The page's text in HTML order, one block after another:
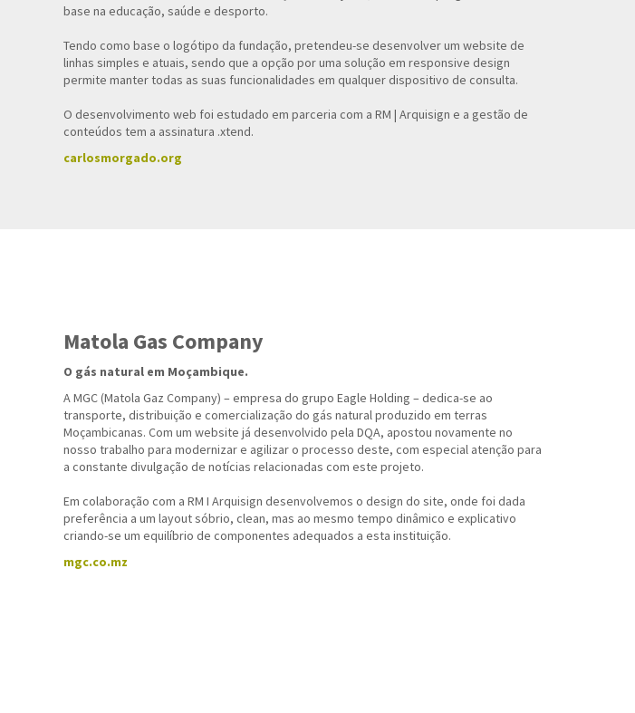
base na educação, saúde e desporto.
Tendo como base o logótipo da fundação, pretendeu-se desenvolver um website de
linhas simples e atuais, sendo que a opção por uma solução em responsive design
permite manter todas as suas funcionalidades em qualquer dispositivo de consulta.
O desenvolvimento web foi estudado em parceria com a RM | Arquisign e a gestão de
conteúdos tem a assinatura .xtend.
carlosmorgado.org
Matola Gas Company
O gás natural em Moçambique.
A MGC (Matola Gaz Company) – empresa do grupo Eagle Holding – dedica-se ao
transporte, distribuição e comercialização do gás natural produzido em terras
Moçambicanas. Com um website já desenvolvido pela DQA, apostou novamente no
nosso trabalho para modernizar e agilizar o processo deste, com especial atenção para
a constante divulgação de notícias relacionadas com este projeto.
Em colaboração com a RM I Arquisign desenvolvemos o design do site, onde foi dada
preferência a um layout sóbrio, clean, mas ao mesmo tempo dinâmico e explicativo
criando-se um equilíbrio de componentes adequados a esta instituição.
mgc.co.mz